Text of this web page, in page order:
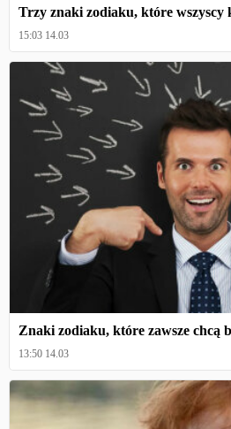
Trzy znaki zodiaku, które wszyscy
15:03 14.03
Znaki zodiaku, które zawsze chcą
13:50 14.03